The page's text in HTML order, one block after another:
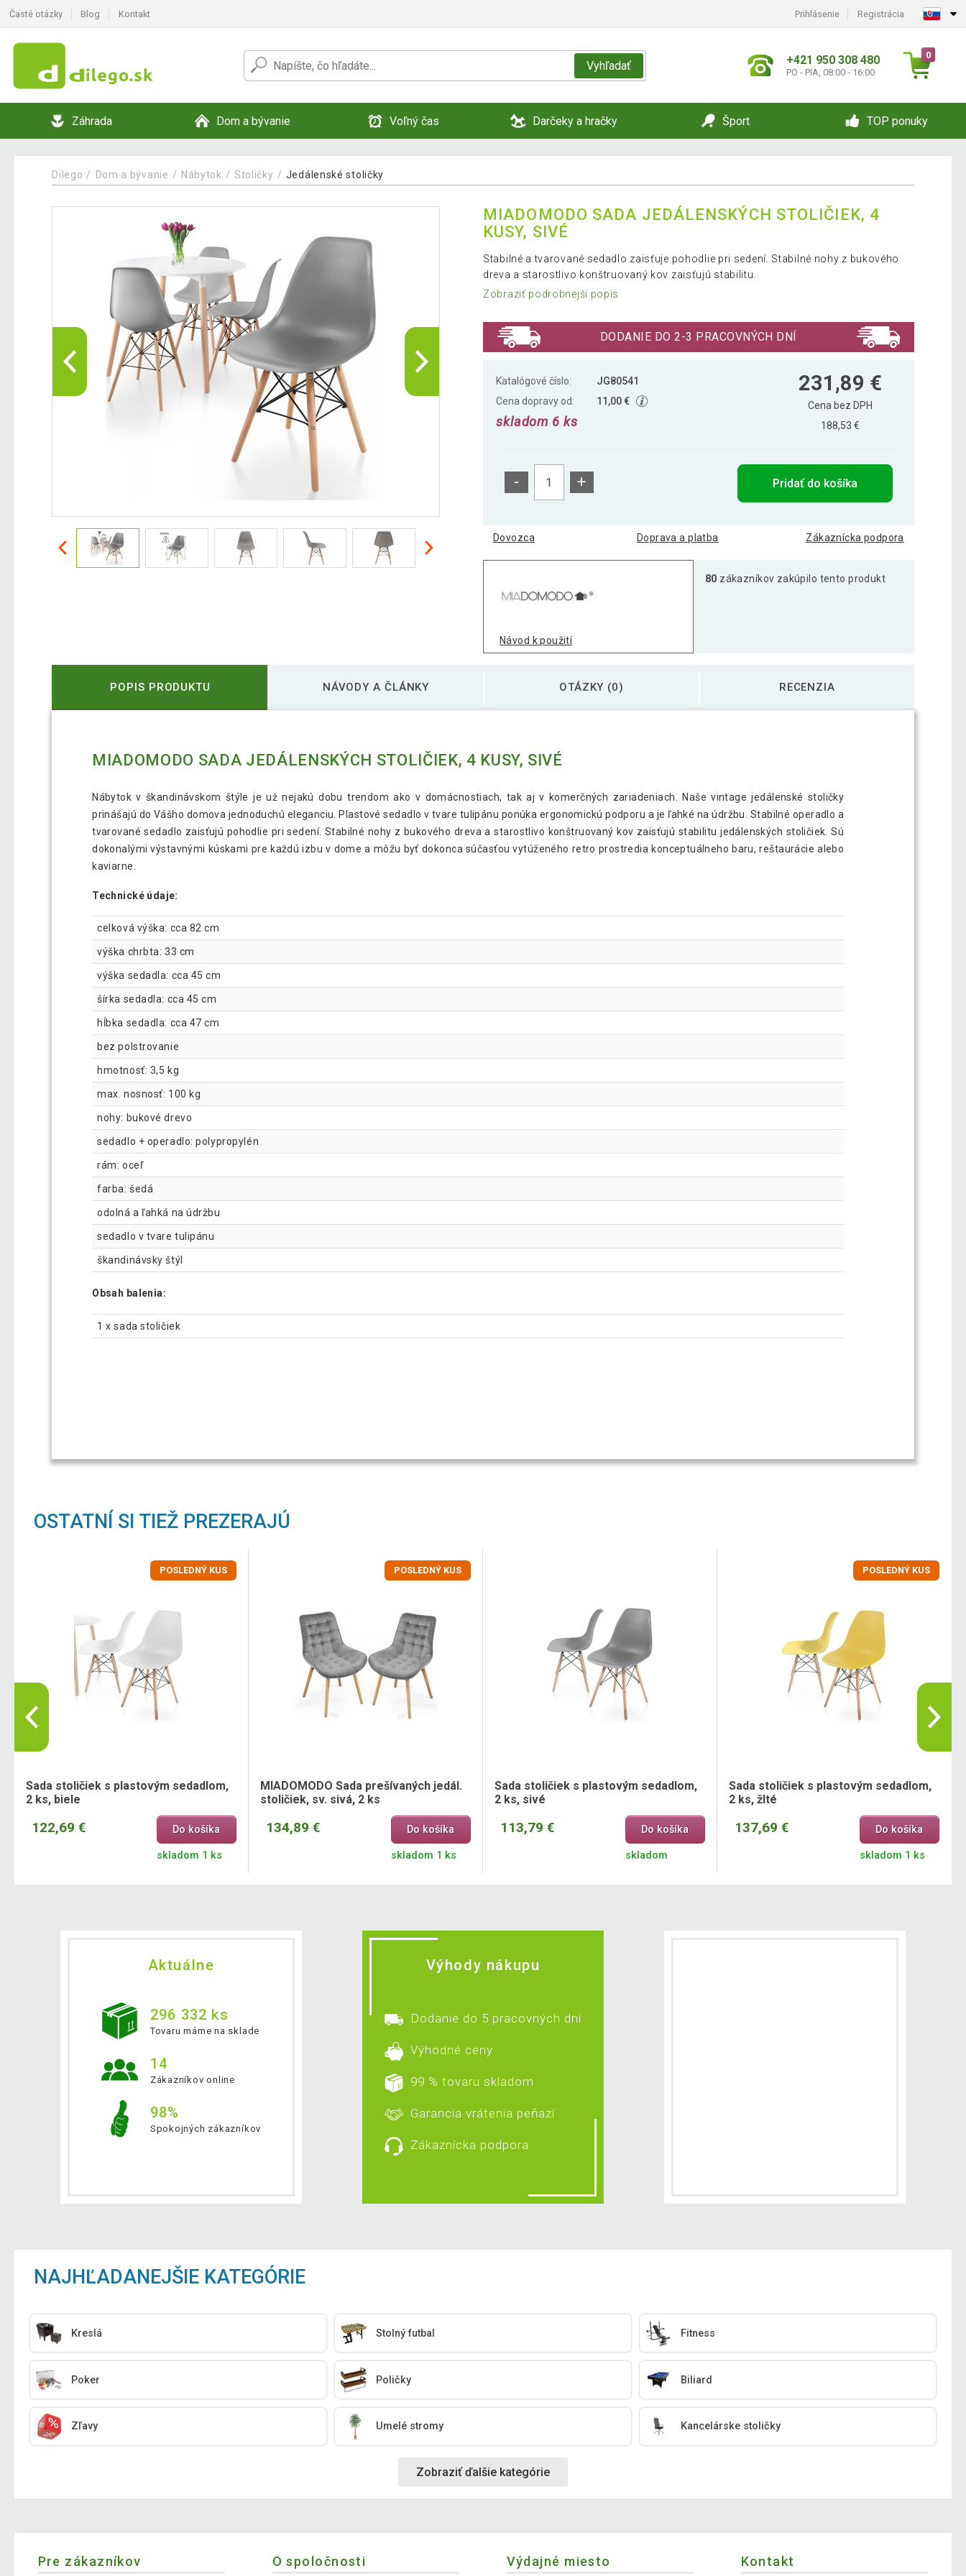
Časté otázky Blog Kontakt Prihlásenie Registrácia
Vyhľadať +421 950 308 480
PO - PIA, 08:00 - 16:00
0
Záhrada Dom a bývanie Voľný čas Darčeky a hračky Šport TOP ponuky
Dilego Dom a bývanie Nábytok Stoličky Jedálenské stoličky
MIADOMODO SADA JEDÁLENSKÝCH STOLIČIEK, 4
KUSY, SIVÉ
Stabilné a tvarované sedadlo zaisťuje pohodlie pri sedení. Stabilné nohy z bukového
dreva a starostlivo konštruovaný kov zaisťujú stabilitu.
Zobraziť podrobnejší popis
DODANIE DO 2-3 PRACOVNÝCH DNÍ
Katalógové číslo:
JG80541
Cena dopravy od:
11,00 €
skladom 6 ks
231,89 €
Cena bez DPH
188,53 €
- + Pridať do košíka
Dovozca Doprava a platba Zákaznícka podpora
Návod k použití
80 zákazníkov zakúpilo tento produkt
POPIS PRODUKTU NÁVODY A ČLÁNKY OTÁZKY (0) RECENZIA
MIADOMODO SADA JEDÁLENSKÝCH STOLIČIEK, 4 KUSY, SIVÉ
Nábytok v škandinávskom štýle je už nejakú dobu trendom ako v domácnostiach, tak aj v komerčných zariadeniach. Naše vintage jedálenské stoličky
prinášajú do Vášho domova jednoduchú eleganciu. Plastové sedadlo v tvare tulipánu ponúka ergonomickú podporu a je ľahké na údržbu. Stabilné operadlo a
tvarované sedadlo zaisťujú pohodlie pri sedení. Stabilné nohy z bukového dreva a starostlivo konštruovaný kov zaisťujú stabilitu jedálenských stoličiek. Sú
dokonalými výstavnými kúskami pre každú izbu v dome a môžu byť dokonca súčasťou vytúženého retro prostredia konceptuálneho baru, reštaurácie alebo
kaviarne.
Technické údaje:
celková výška: cca 82 cm
výška chrbta: 33 cm
výška sedadla: cca 45 cm
šírka sedadla: cca 45 cm
hĺbka sedadla: cca 47 cm
bez polstrovanie
hmotnosť: 3,5 kg
max. nosnosť: 100 kg
nohy: bukové drevo
sedadlo + operadlo: polypropylén
rám: oceľ
farba: šedá
odolná a ľahká na údržbu
sedadlo v tvare tulipánu
škandinávsky štýl
Obsah balenia:
1 x sada stoličiek
OSTATNÍ SI TIEŽ PREZERAJÚ
POSLEDNÝ KUS
Sada stoličiek s plastovým sedadlom,
2 ks, biele
122,69 € Do košíka
skladom 1 ks
POSLEDNÝ KUS
MIADOMODO Sada prešívaných jedál.
stoličiek, sv. sivá, 2 ks
134,89 € Do košíka
skladom 1 ks
Sada stoličiek s plastovým sedadlom,
2 ks, sivé
113,79 € Do košíka
skladom
POSLEDNÝ KUS
Sada stoličiek s plastovým sedadlom,
2 ks, žlté
137,69 € Do košíka
skladom 1 ks
Aktuálne
296 332 ks
Tovaru máme na sklade
14
Zákazníkov online
98%
Spokojných zákazníkov
Výhody nákupu
Dodanie do 5 pracovných dní
Výhodné ceny
99 % tovaru skladom
Garancia vrátenia peňazí
Zákaznícka podpora
NAJHĽADANEJŠIE KATEGÓRIE
Kreslá Stolný futbal Fitness
Poker Poličky Biliard
Zľavy Umelé stromy Kancelárske stoličky
Zobraziť ďalšie kategórie
Pre zákazníkov O spoločnosti Výdajné miesto Kontakt